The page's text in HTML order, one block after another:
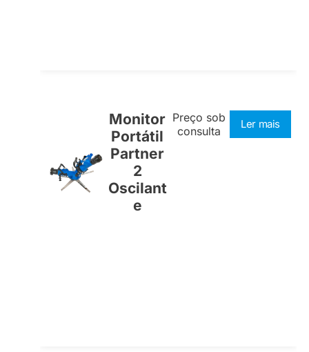
Monitor
Portátil
Partner
2
Oscilant
e
Preço sob
consulta
Ler mais